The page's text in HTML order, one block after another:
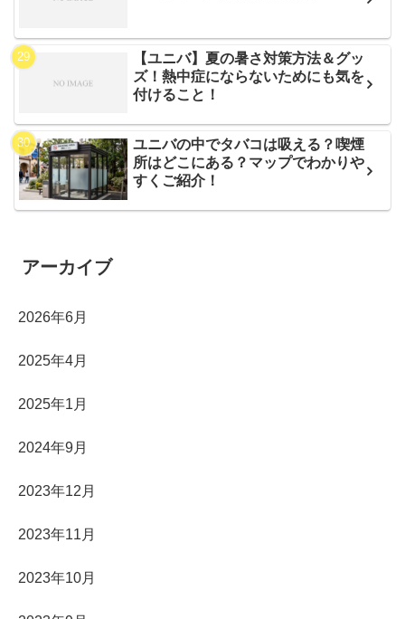
【ユニバ】夏の暑さ対策方法＆グッ
ズ！熱中症にならないためにも気を
付けること！
ユニバの中でタバコは吸える？喫煙
所はどこにある？マップでわかりや
すくご紹介！
アーカイブ
2026年6月
2025年4月
2025年1月
2024年9月
2023年12月
2023年11月
2023年10月